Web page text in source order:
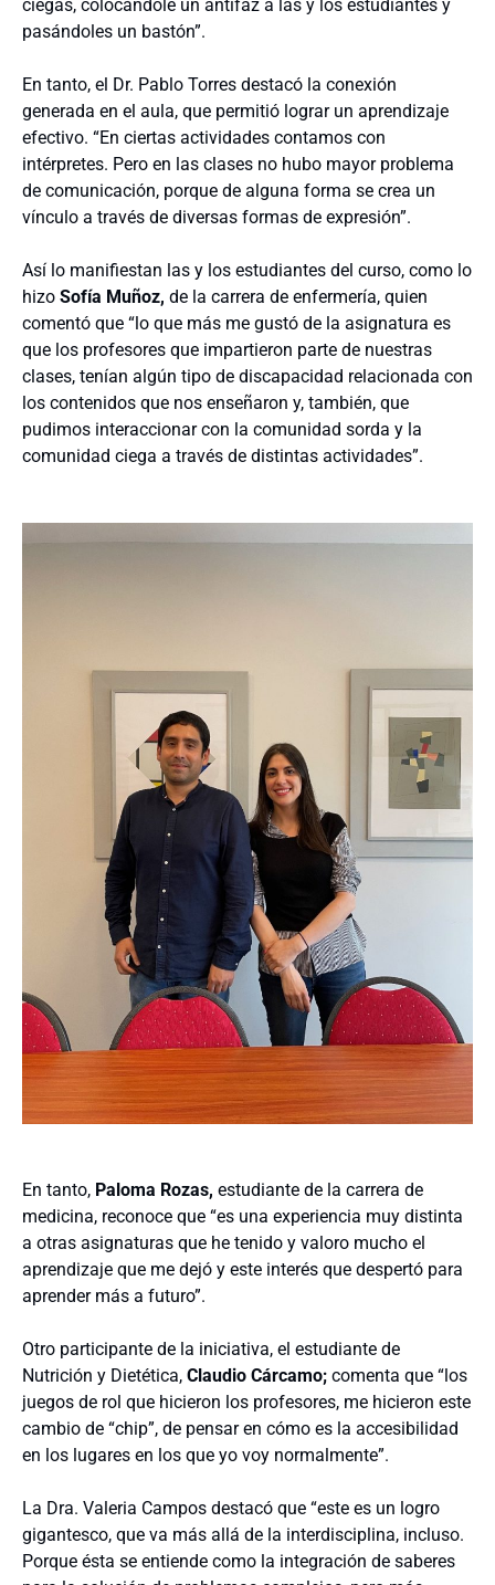
ciegas, colocándole un antifaz a las y los estudiantes y
pasándoles un bastón”.
En tanto, el Dr. Pablo Torres destacó la conexión
generada en el aula, que permitió lograr un aprendizaje
efectivo. “En ciertas actividades contamos con
intérpretes. Pero en las clases no hubo mayor problema
de comunicación, porque de alguna forma se crea un
vínculo a través de diversas formas de expresión”.
Así lo manifiestan las y los estudiantes del curso, como lo
hizo Sofía Muñoz, de la carrera de enfermería, quien
comentó que “lo que más me gustó de la asignatura es
que los profesores que impartieron parte de nuestras
clases, tenían algún tipo de discapacidad relacionada con
los contenidos que nos enseñaron y, también, que
pudimos interaccionar con la comunidad sorda y la
comunidad ciega a través de distintas actividades”.
En tanto, Paloma Rozas, estudiante de la carrera de
medicina, reconoce que “es una experiencia muy distinta
a otras asignaturas que he tenido y valoro mucho el
aprendizaje que me dejó y este interés que despertó para
aprender más a futuro”.
Otro participante de la iniciativa, el estudiante de
Nutrición y Dietética, Claudio Cárcamo; comenta que “los
juegos de rol que hicieron los profesores, me hicieron este
cambio de “chip”, de pensar en cómo es la accesibilidad
en los lugares en los que yo voy normalmente”.
La Dra. Valeria Campos destacó que “este es un logro
gigantesco, que va más allá de la interdisciplina, incluso.
Porque ésta se entiende como la integración de saberes